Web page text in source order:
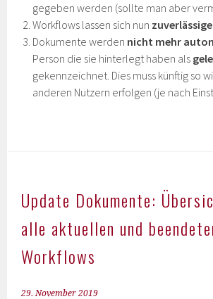
gegeben werden (sollte man aber
Workflows lassen sich nun
Dokumente werden nicht mehr
Person die sie hinterlegt haben als
gekennzeichnet. Dies muss künftig so
anderen Nutzern erfolgen (je nach
Update Dokumente:
alle aktuellen und
Workflows
29. November 2019